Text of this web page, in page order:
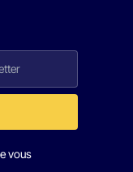
vous